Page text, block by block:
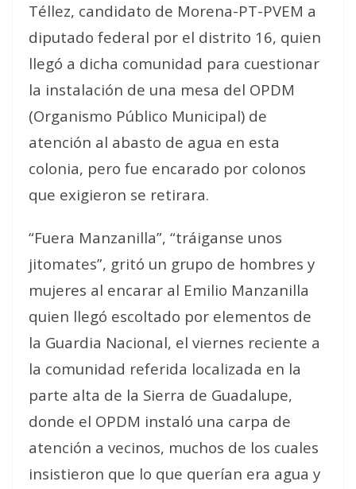
Téllez, candidato de Morena-PT-PVEM a
diputado federal por el distrito 16, quien
llegó a dicha comunidad para cuestionar
la instalación de una mesa del OPDM
(Organismo Público Municipal) de
atención al abasto de agua en esta
colonia, pero fue encarado por colonos
que exigieron se retirara.
“Fuera Manzanilla”, “tráiganse unos
jitomates”, gritó un grupo de hombres y
mujeres al encarar al Emilio Manzanilla
quien llegó escoltado por elementos de
la Guardia Nacional, el viernes reciente a
la comunidad referida localizada en la
parte alta de la Sierra de Guadalupe,
donde el OPDM instaló una carpa de
atención a vecinos, muchos de los cuales
insistieron que lo que querían era agua y